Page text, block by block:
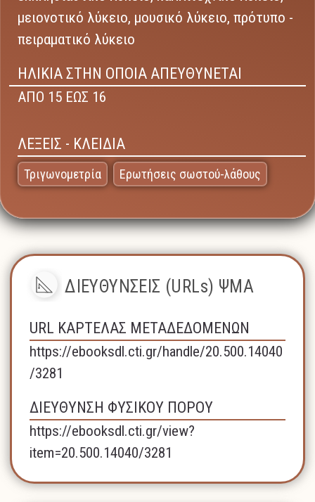
μειονοτικό λύκειο, μουσικό λύκειο,πρότυπο -
πειραματικό λύκειο
ΗΛΙΚΙΑ ΣΤΗΝ ΟΠΟΙΑ ΑΠΕΥΘΥΝΕΤΑΙ
ΑΠΟ 15 ΕΩΣ 16
ΛΕΞΕΙΣ - ΚΛΕΙΔΙΑ
Τριγωνομετρία Ερωτήσεις σωστού-λάθους
ΔΙΕΥΘΥΝΣΕΙΣ (URLs) ΨΜΑ
URL ΚΑΡΤΕΛΑΣ ΜΕΤΑΔΕΔΟΜΕΝΩΝ
https://ebooksdl.cti.gr/handle/20.500.14040
/3281
ΔΙΕΥΘΥΝΣΗ ΦΥΣΙΚΟΥ ΠΟΡΟΥ
https://ebooksdl.cti.gr/view?
item=20.500.14040/3281